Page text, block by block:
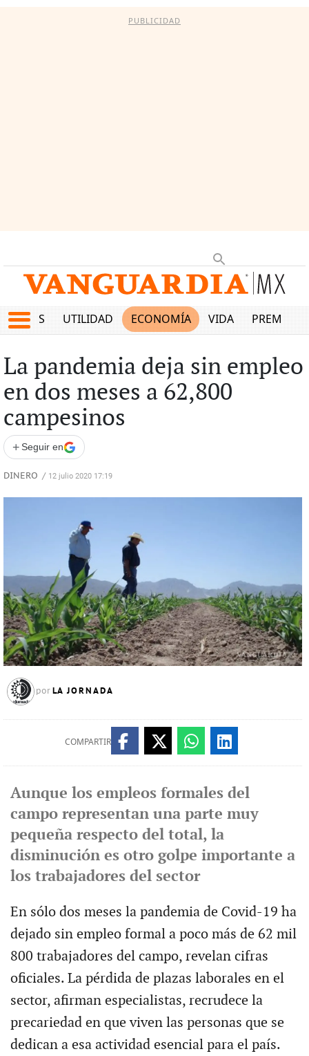
PUBLICIDAD
UTILIDAD ECONOMÍA VIDA PREMIUM
La pandemia deja sin empleo
en dos meses a 62,800
campesinos
+ Seguir en
DINERO / 12 julio 2020 17:19
por LA JORNADA
COMPARTIR
Aunque los empleos formales del
campo representan una parte muy
pequeña respecto del total, la
disminución es otro golpe importante a
los trabajadores del sector
En sólo dos meses la pandemia de Covid-19 ha
dejado sin empleo formal a poco más de 62 mil
800 trabajadores del campo, revelan cifras
oficiales. La pérdida de plazas laborales en el
sector, afirman especialistas, recrudece la
precariedad en que viven las personas que se
dedican a esa actividad esencial para el país.